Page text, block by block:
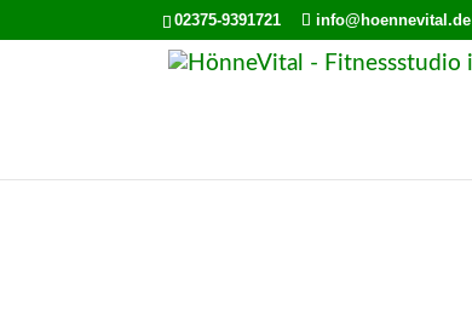
02375-9391721 info@hoennevital.de